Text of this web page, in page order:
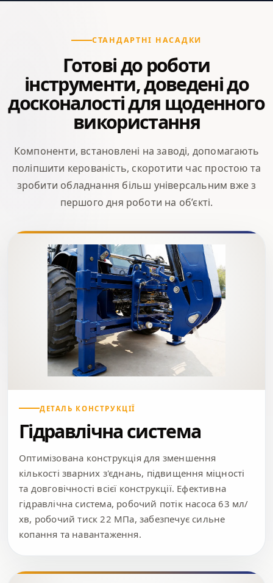
СТАНДАРТНІ НАСАДКИ
Готові до роботи
інструменти, доведені до
досконалості для щоденного
використання
Компоненти, встановлені на заводі, допомагають
поліпшити керованість, скоротити час простою та
зробити обладнання більш універсальним вже з
першого дня роботи на об’єкті.
ДЕТАЛЬ КОНСТРУКЦІЇ
Гідравлічна система
Оптимізована конструкція для зменшення
кількості зварних з'єднань, підвищення міцності
та довговічності всієї конструкції. Ефективна
гідравлічна система, робочий потік насоса 63 мл/
хв, робочий тиск 22 МПа, забезпечує сильне
копання та навантаження.